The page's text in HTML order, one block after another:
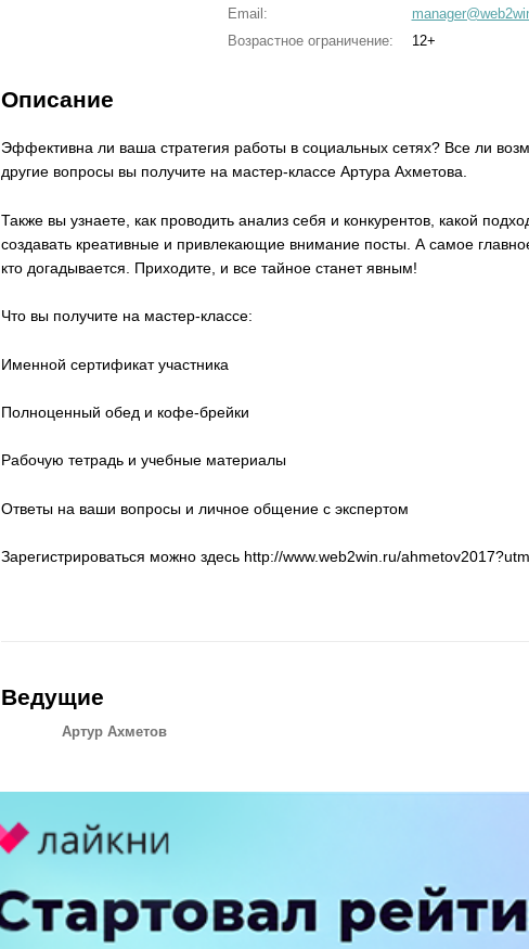
Email:
Возрастное ограничение:
12+
Описание
Эффективна ли ваша стратегия работы в социальных сетях? Все ли
другие вопросы вы получите на мастер-классе Артура Ахметова.
Также вы узнаете, как проводить анализ себя и конкурентов, какой
создавать креативные и привлекающие внимание посты. А самое
кто догадывается.
Приходите, и все тайное станет явным!
Что вы получите на мастер-классе:
Именной сертификат участника
Полноценный обед и кофе-брейки
Рабочую тетрадь и учебные материалы
Ответы на ваши вопросы и личное общение с экспертом
Зарегистрироваться можно здесь http://www.web2win.ru/
Ведущие
Артур Ахметов